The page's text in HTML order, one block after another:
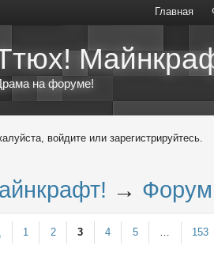
Главная
на форуме!
войдите или зарегистрируйтесь.
→ Форум
1 2 3 4 5 153